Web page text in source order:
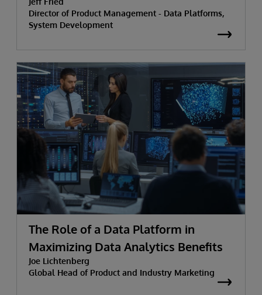
Director of Product Management - Data Platforms,
System Development
The Role of a Data Platform in
Maximizing Data Analytics Benefits
Joe Lichtenberg
Global Head of Product and Industry Marketing